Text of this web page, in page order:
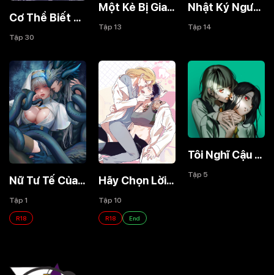
Cơ Thể Biết Nói Dối
Tập 30
Một Kẻ Bị Giam Giữ Cũng Có Thể Trở Thành Cứu Thế
Tập 13
Nhật Ký Người Vợ Đã Khuất
Tập 14
Nữ Tư Tế Của Dahallen
Tập 1
R18
Hãy Chọn Lời Yêu Của Tôi
Tập 10
R18 End
Tôi Nghĩ Cậu Là-
Tập 5